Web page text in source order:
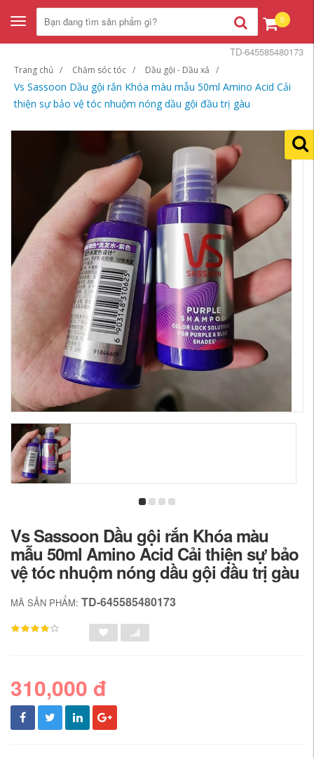
Toggle
navigation
0
Trang chủ Chăm sóc tóc Dầu gội - Dầu xả
Vs Sassoon Dầu gội rắn Khóa màu mẫu 50ml Amino Acid Cải
thiện sự bảo vệ tóc nhuộm nóng dầu gội đầu trị gàu
TD-645585480173
Vs Sassoon Dầu gội rắn Khóa màu
mẫu 50ml Amino Acid Cải thiện sự bảo
vệ tóc nhuộm nóng dầu gội đầu trị gàu
MÃ SẢN PHẨM: TD-645585480173
310,000 đ